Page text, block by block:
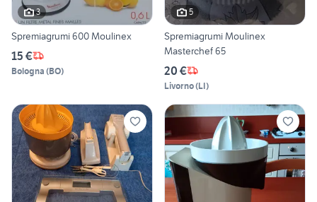
3
Spremiagrumi 600 Moulinex
15 €
Bologna (BO)
5
Spremiagrumi Moulinex
Masterchef 65
20 €
Livorno(LI)